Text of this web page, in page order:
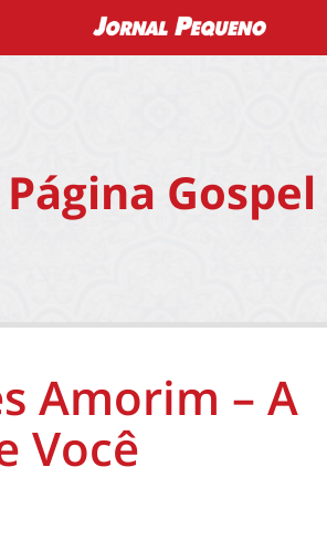
Página Gospel
Amorim – A
Você